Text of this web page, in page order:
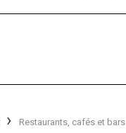
Restaurants, cafés et bars